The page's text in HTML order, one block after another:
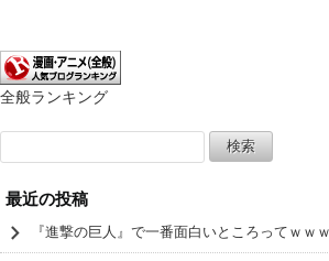
全般ランキング
索:
最近の投稿
『進撃の巨人』で一番面白いところってｗｗ